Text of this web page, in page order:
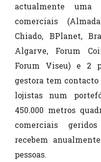
actualmente
comerciais
Chiado, BPlanet,
Algarve, Forum
Forum Viseu) e 2
gestora tem contacto
lojistas num
450.000 metros
comerciais
recebem
pessoas.